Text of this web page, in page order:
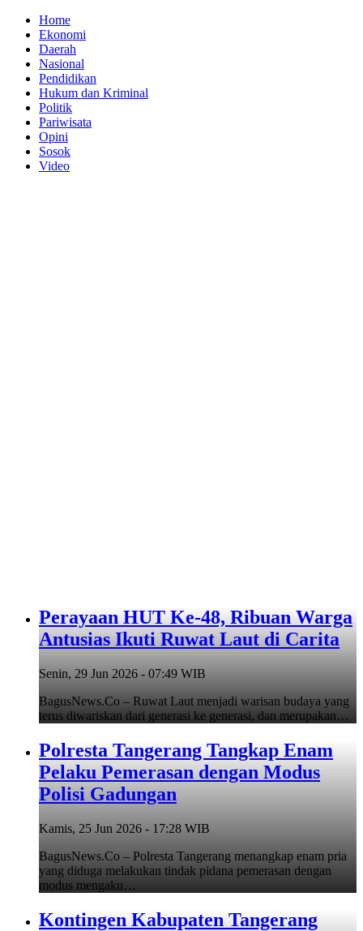
Home
Ekonomi
Daerah
Nasional
Pendidikan
Hukum dan Kriminal
Politik
Pariwisata
Opini
Sosok
Video
Perayaan HUT Ke-48, Ribuan Warga
Antusias Ikuti Ruwat Laut di Carita
Senin, 29 Jun 2026 - 07:49 WIB
BagusNews.Co – Ruwat Laut menjadi warisan budaya yang
terus diwariskan dari generasi ke generasi, dan merupakan…
Polresta Tangerang Tangkap Enam
Pelaku Pemerasan dengan Modus
Polisi Gadungan
Kamis, 25 Jun 2026 - 17:28 WIB
BagusNews.Co – Polresta Tangerang menangkap enam pria
yang diduga melakukan tindak pidana pemerasan dengan
modus mengaku…
Kontingen Kabupaten Tangerang